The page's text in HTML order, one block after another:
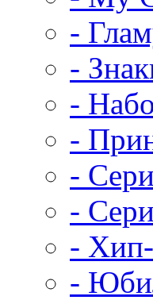
-
-
-
-
-
-
-
-